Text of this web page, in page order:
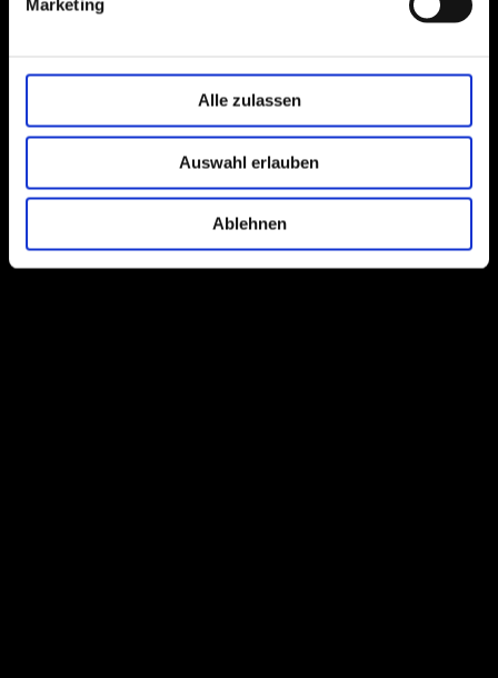
Marketing
Alle zulassen
Auswahl erlauben
Ablehnen